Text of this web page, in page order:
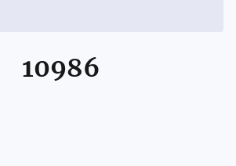
10986